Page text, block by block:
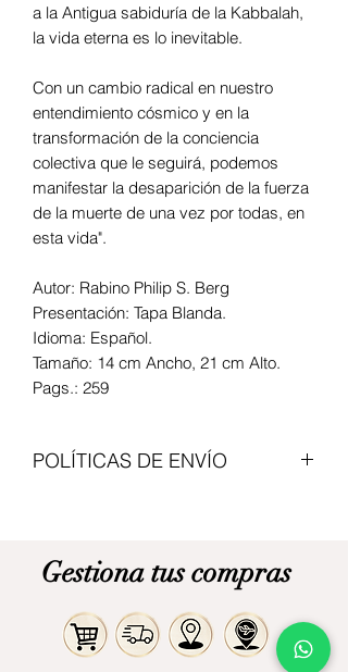
a la Antigua sabiduría de la Kabbalah,
la vida eterna es lo inevitable.
Con un cambio radical en nuestro
entendimiento cósmico y en la
transformación de la conciencia
colectiva que le seguirá, podemos
manifestar la desaparición de la fuerza
de la muerte de una vez por todas, en
esta vida".
Autor: Rabino Philip S. Berg
Presentación: Tapa Blanda.
Idioma: Español.
Tamaño: 14 cm Ancho, 21 cm Alto.
Pags.: 259
POLÍTICAS DE ENVÍO
contraentrega. Cita previa para
Gestiona tus compras